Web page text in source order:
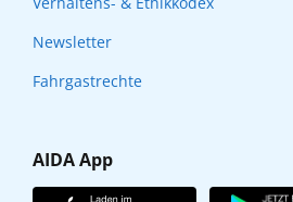
Newsletter
Fahrgastrechte
AIDA App